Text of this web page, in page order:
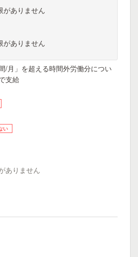
がありません
がありません
/月」を超える時間外労働分につい
支給
い
ありません